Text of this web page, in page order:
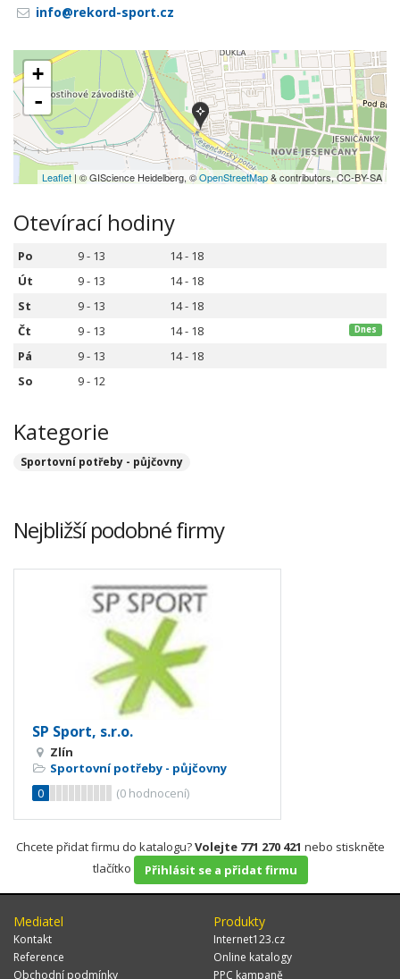
info@rekord-sport.cz
+
-
Leaflet | © GIScience Heidelberg, ©OpenStreetMap& contributors, CC-BY-SA
Otevírací hodiny
Po 9 - 13
14 - 18
Út
9 - 13
14 - 18
St
9 - 13
14 - 18
Čt
9 - 13 14 - 18 Dnes
Pá 9 - 13
14 - 18
So
9 - 12
Kategorie
Sportovní potřeby - půjčovny
Nejbližší podobné firmy
SP Sport, s.r.o.
Zlín
Sportovní potřeby - půjčovny
0
(0 hodnocení)
Chcete přidat firmu do katalogu?Volejte 771 270 421 nebo stiskněte
tlačítko
Přihlásit se a přidat firmu
Mediatel
Kontakt
Reference
Obchodní podmínky
Produkty
Internet123.cz
Online katalogy
PPC kampaně